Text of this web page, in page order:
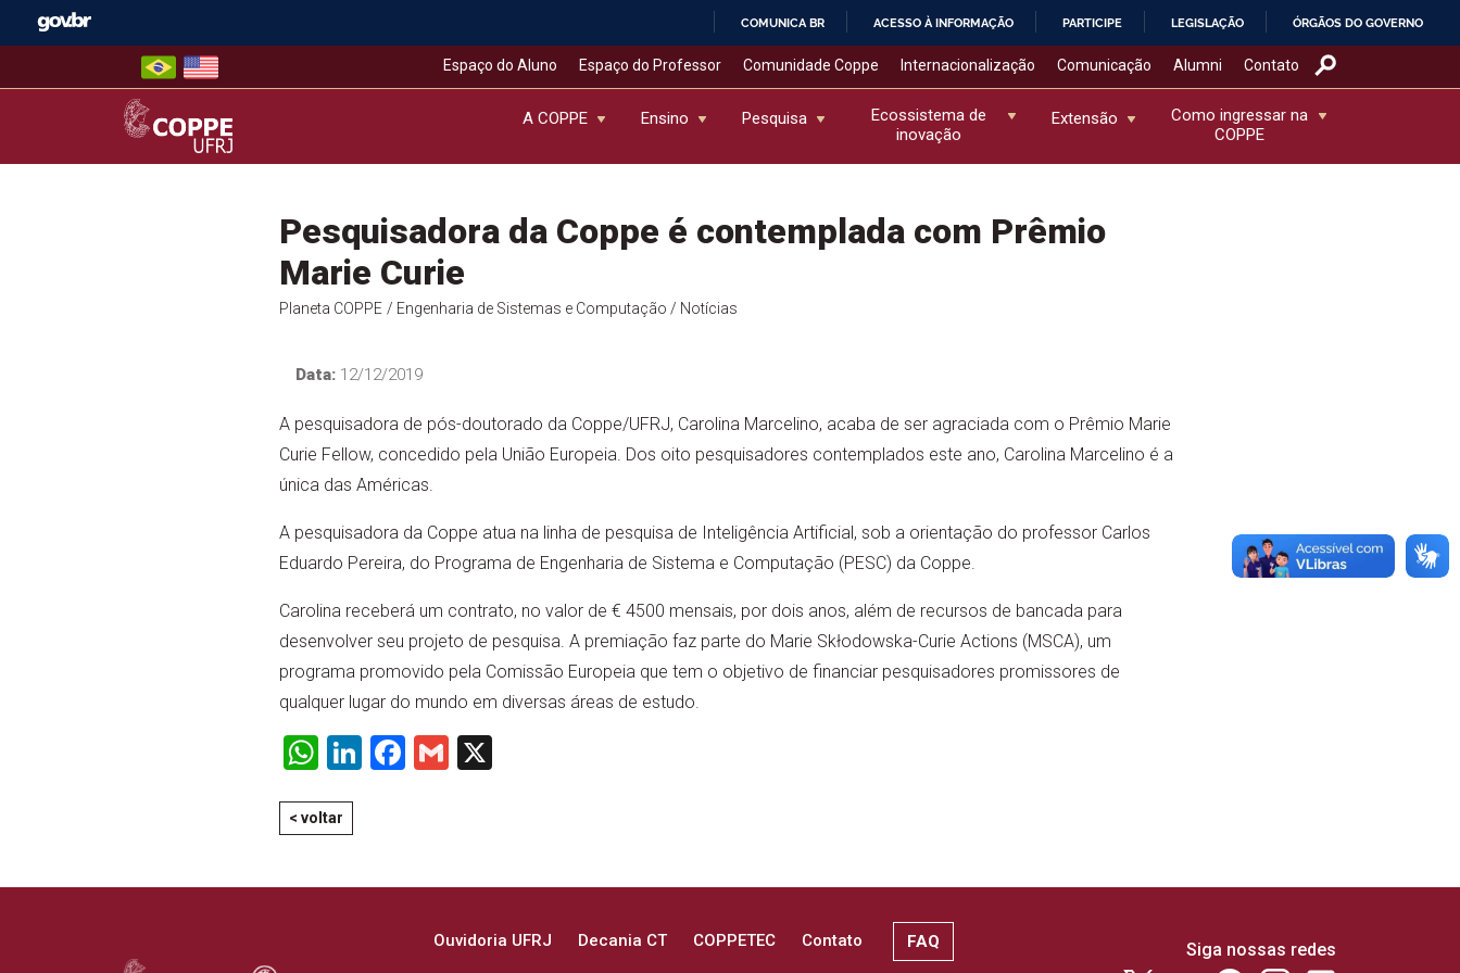
COMUNICA BR ACESSO À INFORMAÇÃO PARTICIPE LEGISLAÇÃO ÓRGÃOS DO GOVERNO
Espaço do Aluno Espaço do Professor Comunidade Coppe Internacionalização Comunicação Alumni Contato
COPPE – UFRJ
A COPPE Ensino Pesquisa
Ecossistema de
inovação
Extensão
Como ingressar na
COPPE
Pesquisadora da Coppe é contemplada com Prêmio
Marie Curie
Planeta COPPE / Engenharia de Sistemas e Computação / Notícias
Data:12/12/2019
A pesquisadora de pós-doutorado da Coppe/UFRJ, Carolina Marcelino, acaba de ser agraciada com o Prêmio Marie
Curie Fellow, concedido pela União Europeia. Dos oito pesquisadores contemplados este ano, Carolina Marcelino é a
única das Américas.
A pesquisadora da Coppe atua na linha de pesquisa de Inteligência Artificial, sob a orientação do professor Carlos
Eduardo Pereira, do Programa de Engenharia de Sistema e Computação (PESC) da Coppe.
Carolina receberá um contrato, no valor de € 4500 mensais, por dois anos, além de recursos de bancada para
desenvolver seu projeto de pesquisa. A premiação faz parte do Marie Skłodowska-Curie Actions (MSCA), um
programa promovido pela Comissão Europeia que tem o objetivo de financiar pesquisadores promissores de
qualquer lugar do mundo em diversas áreas de estudo.
WhatsApp
LinkedIn
Facebook
Gmail
X
< voltar
Ouvidoria UFRJ Decania CT COPPETEC Contato FAQ Siga nossas redes